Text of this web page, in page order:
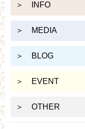
＞ INFO
＞ MEDIA
＞ BLOG
＞ EVENT
＞ OTHER